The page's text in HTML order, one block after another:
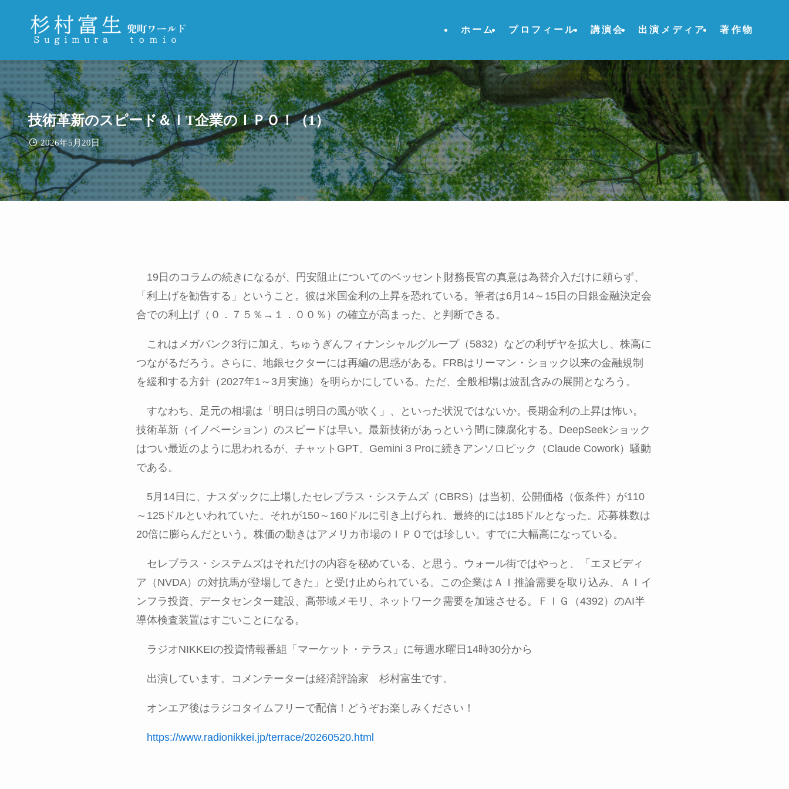
ホーム プロフィール 講演会 出演メディア 著作物
技術革新のスピード＆ＩT企業のＩＰＯ！（1）
2026年5月20日
19日のコラムの続きになるが、円安阻止についてのベッセント財務長官の真意は為替介入だけに頼らず、
「利上げを勧告する」ということ。彼は米国金利の上昇を恐れている。筆者は6月 14～ 15 日の日銀金融決定会
合での利上げ（０．７５％ → １．００％）の確立が高まった、と判断できる。
これはメガバンク 3行に加え、ちゅうぎんフィナンシャルグループ（ 5832 ）などの利ザヤを拡大し、株高に
つながるだろう。さらに、地銀セクターには再編の思惑がある。 FRBはリーマン・ショック以来の金融規制
を緩和する方針（ 2027年1 ～ 3月実施）を明らかにしている。ただ、全般相場は波乱含みの展開となろう。
すなわち、足元の相場は「明日は明日の風が吹く」、といった状況ではないか。長期金利の上昇は怖い。
技術革新（イノベーション）のスピードは早い。最新技術があっという間に陳腐化する。 DeepSeekショック
はつい最近のように思われるが、チャット GPT、 Gemini 3 Proに続きアンソロピック（ Claude Cowork）騒動
である。
5月 14 日に、ナスダックに上場したセレブラス・システムズ（ CBRS ）は当初、公開価格（仮条件）が110
～ 125 ドルといわれていた。それが150～ 160 ドルに引き上げられ、最終的には185 ドルとなった。応募株数は
20倍に膨らんだという。株価の動きはアメリカ市場のＩＰＯでは珍しい。すでに大幅高になっている。
セレブラス・システムズはそれだけの内容を秘めている、と思う。ウォール街ではやっと、「エヌビディ
ア（ NVDA）の対抗馬が登場してきた」と受け止められている。この企業はＡＩ推論需要を取り込み、ＡＩイ
ンフラ投資、データセンター建設、高帯域メモリ、ネットワーク需要を加速させる。ＦＩＧ（4392 ）のAI半
導体検査装置はすごいことになる。
ラジオNIKKEIの投資情報番組「マーケット・テラス」に毎週水曜日 14時30分から
出演しています。コメンテーターは経済評論家 杉村富生です。
オンエア後はラジコタイムフリーで配信！どうぞお楽しみください！
https://www.radionikkei.jp/terrace/20260520.html